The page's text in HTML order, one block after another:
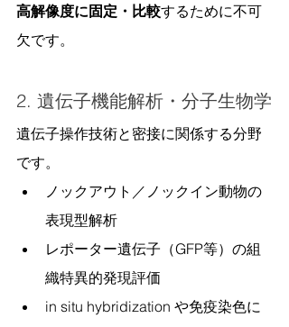
高解像度に固定・比較するために不可
欠です。
2. 遺伝子機能解析・分子生物学
遺伝子操作技術と密接に関係する分野
です。
ノックアウト／ノックイン動物の
表現型解析
レポーター遺伝子（GFP等）の組
織特異的発現評価
in situ hybridization や免疫染色に